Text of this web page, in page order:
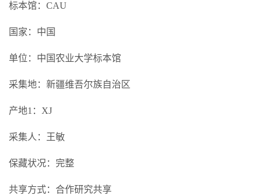
标本馆：CAU
国家：中国
单位：中国农业大学标本馆
采集地：新疆维吾尔族自治区
产地1：XJ
采集人：王敏
保藏状况：完整
共享方式：合作研究共享